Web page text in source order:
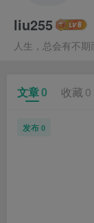
liu255
人生，总会有不
文章0 收藏 0
发布 0